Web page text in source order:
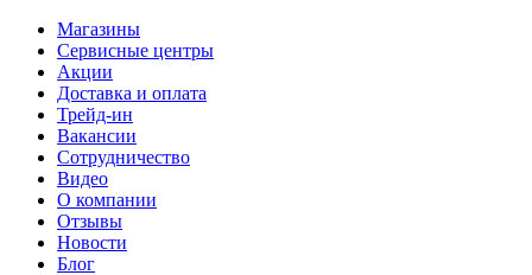
Магазины
Сервисные центры
Акции
Доставка и оплата
Трейд-ин
Вакансии
Сотрудничество
Видео
О компании
Отзывы
Новости
Блог